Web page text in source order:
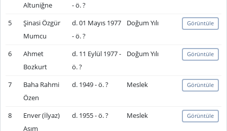
Altuniğne
- ö. ?
5
Şinasi Özgür
Mumcu
d. 01 Mayıs 1977
- ö. ?
Doğum Yılı Görüntüle
6
Ahmet
Bozkurt
d. 11 Eylül 1977 -
ö. ?
Doğum Yılı Görüntüle
7
Baha Rahmi
Özen
d. 1949 - ö. ? Meslek Görüntüle
8
Enver (İlyaz)
Asım
d. 1955 - ö. ? Meslek Görüntüle